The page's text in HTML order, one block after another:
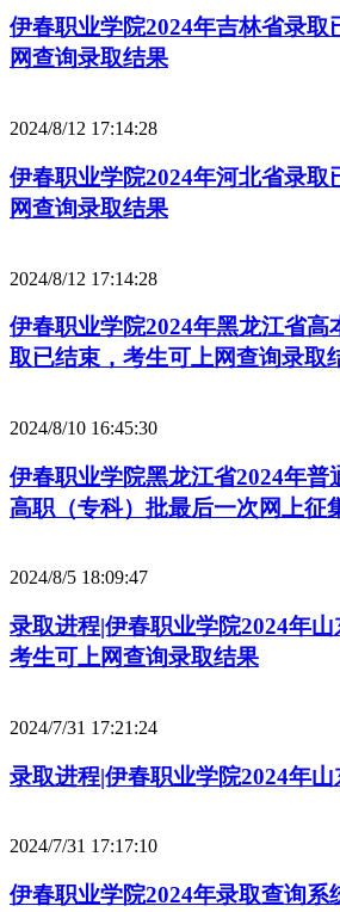
伊春职业学院2024年吉林省录取
网查询录取结果
2024/8/12 17:14:28
伊春职业学院2024年河北省录取
网查询录取结果
2024/8/12 17:14:28
伊春职业学院2024年黑龙江省高
取已结束，考生可上网查询录取
2024/8/10 16:45:30
伊春职业学院黑龙江省2024年普
高职（专科）批最后一次网上征
2024/8/5 18:09:47
录取进程|伊春职业学院2024年山
考生可上网查询录取结果
2024/7/31 17:21:24
录取进程|伊春职业学院2024年
2024/7/31 17:17:10
伊春职业学院2024年录取查询系